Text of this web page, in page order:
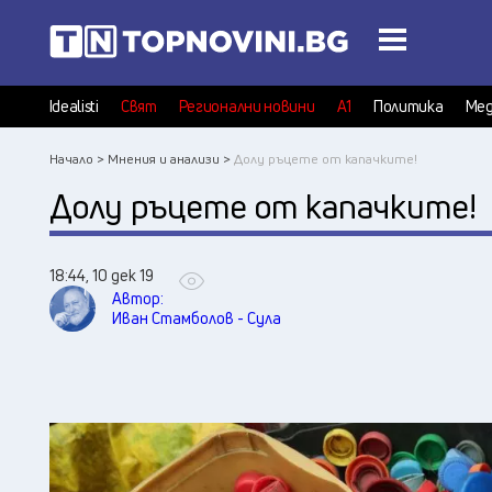
Idealisti Свят Регионални новини А1 Политика
Начало > Мнения и анализи > Долу ръцете от капачките!
Долу ръцете от капачките!
18:44, 10 дек 19
Автор:
Иван Стамболов - Сула